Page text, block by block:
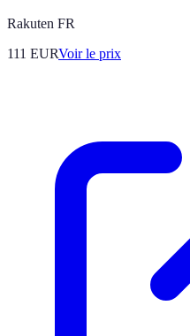
Rakuten FR
111 EURVoir le prix